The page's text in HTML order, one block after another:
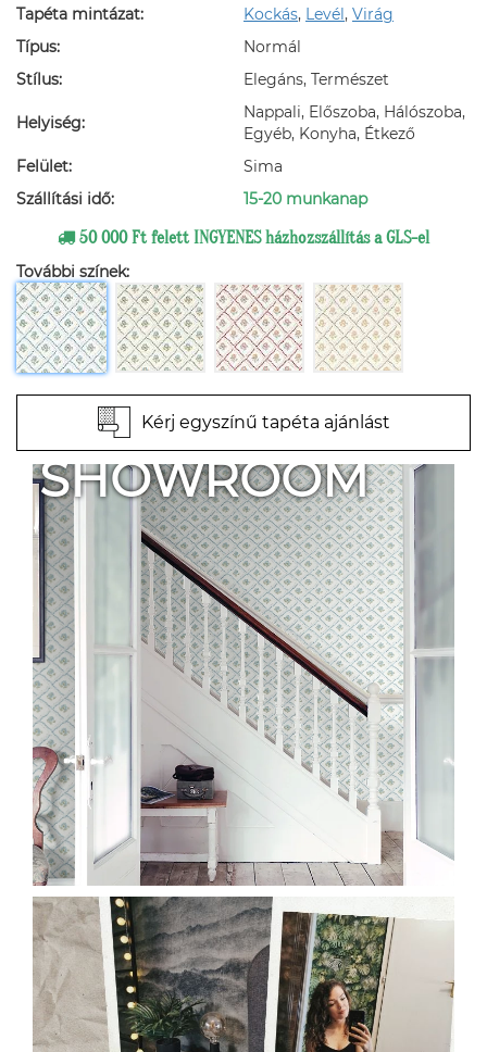
Tapéta mintázat:
Kockás, Levél, Virág
Típus:
Normál
Stílus:
Elegáns, Természet
Helyiség:
Nappali, Előszoba, Hálószoba,
Egyéb, Konyha, Étkező
Felület:
Sima
Szállítási idő:
15-20 munkanap
50 000 Ft felett INGYENES házhozszállítás a GLS-el
További színek:
Kérj egyszínű tapéta ajánlást
SHOWROOM